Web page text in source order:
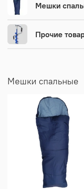
Мешки
Прочие
Мешки спальные